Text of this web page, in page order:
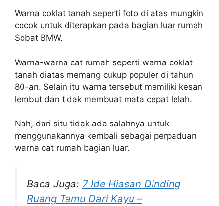
Warna coklat tanah seperti foto di atas mungkin
cocok untuk diterapkan pada bagian luar rumah
Sobat BMW.
Warna-warna cat rumah seperti warna coklat
tanah diatas memang cukup populer di tahun
80-an. Selain itu warna tersebut memiliki kesan
lembut dan tidak membuat mata cepat lelah.
Nah, dari situ tidak ada salahnya untuk
menggunakannya kembali sebagai perpaduan
warna cat rumah bagian luar.
Baca Juga: 7 Ide Hiasan Dinding
Ruang Tamu Dari Kayu –